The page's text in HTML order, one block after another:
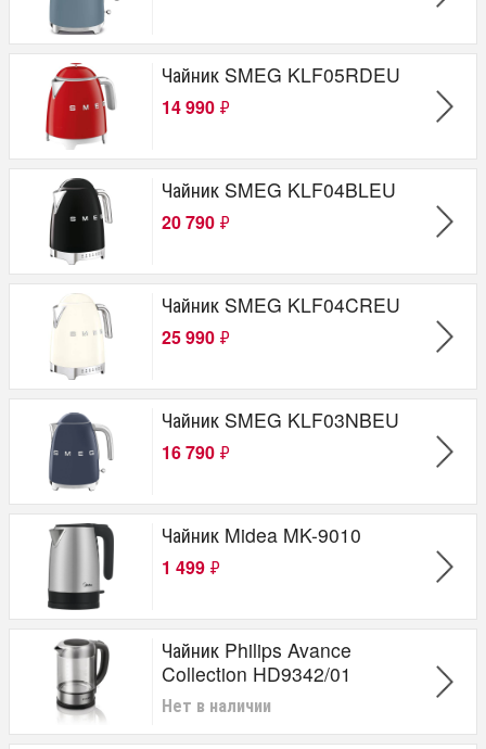
Чайник SMEG KLF05RDEU
14 990 ₽
Чайник SMEG KLF04BLEU
20 790 ₽
Чайник SMEG KLF04CREU
25 990 ₽
Чайник SMEG KLF03NBEU
16 790 ₽
Чайник Midea MK-9010
1 499 ₽
Чайник Philips Avance
Collection HD9342/01
Нет в наличии